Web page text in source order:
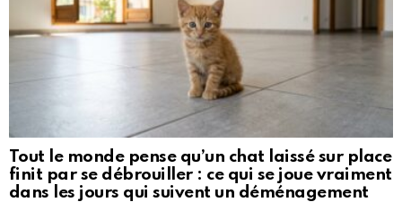
Tout le monde pense qu’un chat laissé sur place
finit par se débrouiller : ce qui se joue vraiment
dans les jours qui suivent un déménagement